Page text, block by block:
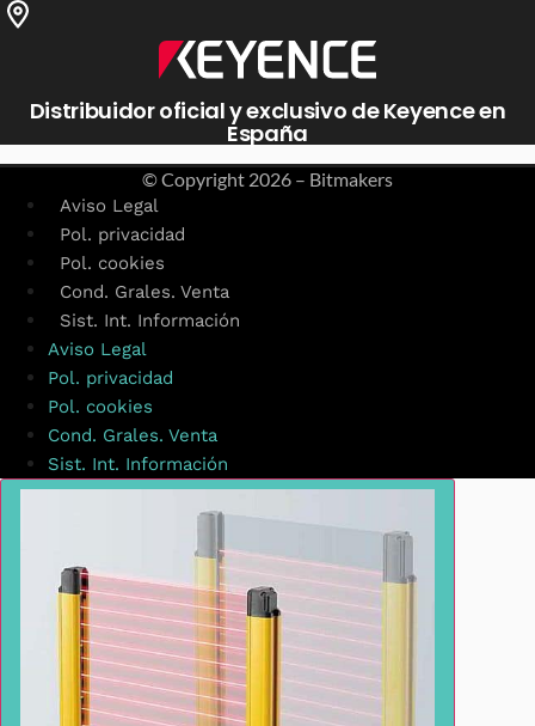
Distribuidor oficial y exclusivo de Keyence en
España
© Copyright 2026 – Bitmakers
Aviso Legal
Pol. privacidad
Pol. cookies
Cond. Grales. Venta
Sist. Int. Información
Aviso Legal
Pol. privacidad
Pol. cookies
Cond. Grales. Venta
Sist. Int. Información